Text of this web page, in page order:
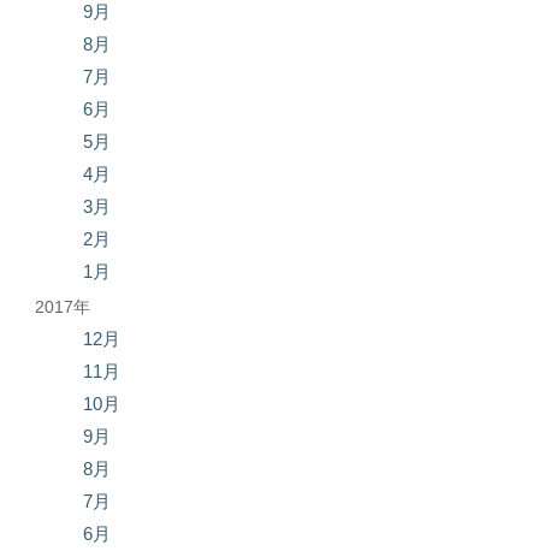
9月
8月
7月
6月
5月
4月
3月
2月
1月
2017年
12月
11月
10月
9月
8月
7月
6月